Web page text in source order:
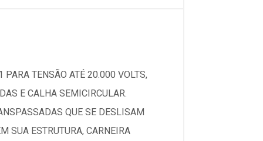
PARA TENSÃO ATÉ 20.000 VOLTS,
E CALHA SEMICIRCULAR.
QUE SE DESLISAM
SUA ESTRUTURA, CARNEIRA